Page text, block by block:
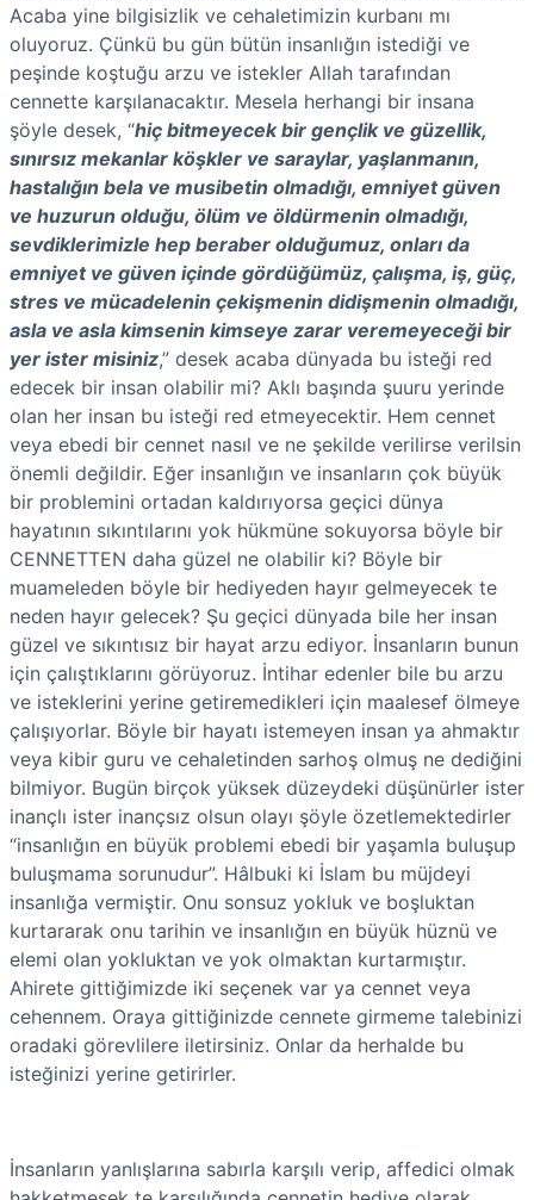
Acaba yine bilgisizlik ve cehaletimizin kurbanı mı
oluyoruz. Çünkü bu gün bütün insanlığın istediği ve
peşinde koştuğu arzu ve istekler Allah tarafından
cennette karşılanacaktır. Mesela herhangi bir insana
şöyle desek, “hiç bitmeyecek bir gençlik ve güzellik,
sınırsız mekanlar köşkler ve saraylar, yaşlanmanın,
hastalığın bela ve musibetin olmadığı, emniyet güven
ve huzurun olduğu, ölüm ve öldürmenin olmadığı,
sevdiklerimizle hep beraber olduğumuz, onları da
emniyet ve güven içinde gördüğümüz, çalışma, iş, güç,
stres ve mücadelenin çekişmenin didişmenin olmadığı,
asla ve asla kimsenin kimseye zarar veremeyeceği bir
yer ister misiniz,” desek acaba dünyada bu isteği red
edecek bir insan olabilir mi? Aklı başında şuuru yerinde
olan her insan bu isteği red etmeyecektir. Hem cennet
veya ebedi bir cennet nasıl ve ne şekilde verilirse verilsin
önemli değildir. Eğer insanlığın ve insanların çok büyük
bir problemini ortadan kaldırıyorsa geçici dünya
hayatının sıkıntılarını yok hükmüne sokuyorsa böyle bir
CENNETTEN daha güzel ne olabilir ki? Böyle bir
muameleden böyle bir hediyeden hayır gelmeyecek te
neden hayır gelecek? Şu geçici dünyada bile her insan
güzel ve sıkıntısız bir hayat arzu ediyor. İnsanların bunun
için çalıştıklarını görüyoruz. İntihar edenler bile bu arzu
ve isteklerini yerine getiremedikleri için maalesef ölmeye
çalışıyorlar. Böyle bir hayatı istemeyen insan ya ahmaktır
veya kibir guru ve cehaletinden sarhoş olmuş ne dediğini
bilmiyor. Bugün birçok yüksek düzeydeki düşünürler ister
inançlı ister inançsız olsun olayı şöyle özetlemektedirler
“insanlığın en büyük problemi ebedi bir yaşamla buluşup
buluşmama sorunudur”. Hâlbuki ki İslam bu müjdeyi
insanlığa vermiştir. Onu sonsuz yokluk ve boşluktan
kurtararak onu tarihin ve insanlığın en büyük hüznü ve
elemi olan yokluktan ve yok olmaktan kurtarmıştır.
Ahirete gittiğimizde iki seçenek var ya cennet veya
cehennem. Oraya gittiğinizde cennete girmeme talebinizi
oradaki görevlilere iletirsiniz. Onlar da herhalde bu
isteğinizi yerine getirirler.
İnsanların yanlışlarına sabırla karşılı verip, affedici olmak